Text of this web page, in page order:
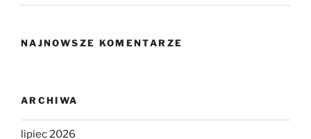
NAJNOWSZE KOMENTARZE
ARCHIWA
lipiec 2026